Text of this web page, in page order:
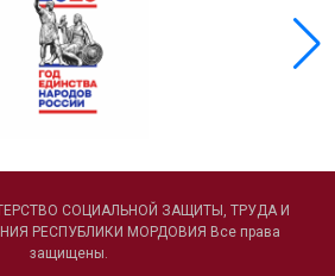
СОЦИАЛЬНОЙ ЗАЩИТЫ, ТРУДА И
РЕСПУБЛИКИ МОРДОВИЯ Все права
защищены.